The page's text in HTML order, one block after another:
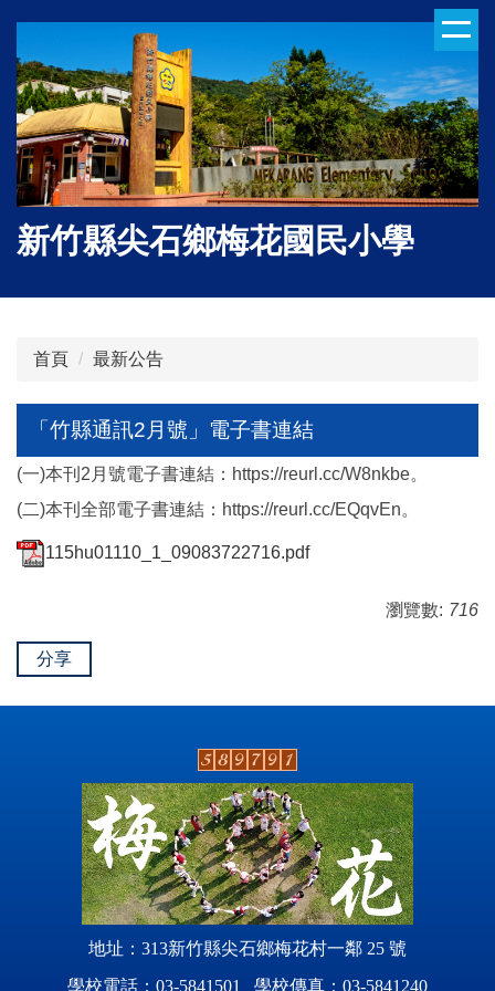
主
要
內
容
區
新竹縣尖石鄉梅花國民小學
首頁 最新公告
「竹縣通訊2月號」電子書連結
(一)本刊2月號電子書連結：https://reurl.cc/W8nkbe。
(二)本刊全部電子書連結：https://reurl.cc/EQqvEn。
115hu01110_1_09083722716.pdf
瀏覽數: 716
分享
地址：313新竹縣尖石鄉梅花村一鄰 25 號
學校電話：03-5841501 學校傳真：03-5841240